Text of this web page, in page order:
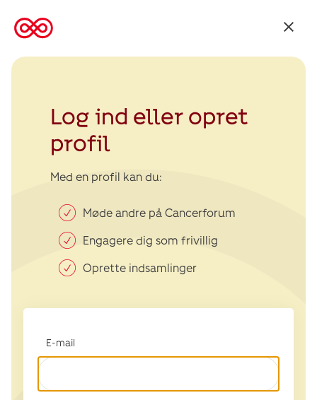
Tilbage
Kræftens
Log ind eller opret
profil
Med en profil kan du:
Møde andre på Cancerforum
Engagere dig som frivillig
Oprette indsamlinger
E-mail